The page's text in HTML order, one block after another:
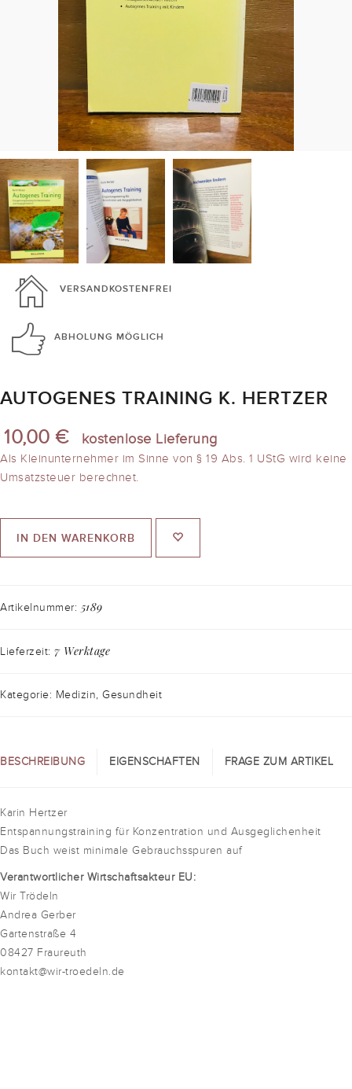
VERSANDKOSTENFREI
ABHOLUNG MÖGLICH
AUTOGENES TRAINING K. HERTZER
10,00 € kostenlose Lieferung
Als Kleinunternehmer im Sinne von § 19 Abs. 1 UStG wird keine
Umsatzsteuer berechnet.
IN DEN WARENKORB
Artikelnummer: 5189
Lieferzeit: 7 Werktage
Kategorie: Medizin, Gesundheit
BESCHREIBUNG EIGENSCHAFTEN FRAGE ZUM ARTIKEL
Karin Hertzer
Entspannungstraining für Konzentration und Ausgeglichenheit
Das Buch weist minimale Gebrauchsspuren auf
Verantwortlicher Wirtschaftsakteur EU:
Wir Trödeln
Andrea Gerber
Gartenstraße 4
08427 Fraureuth
kontakt@wir-troedeln.de